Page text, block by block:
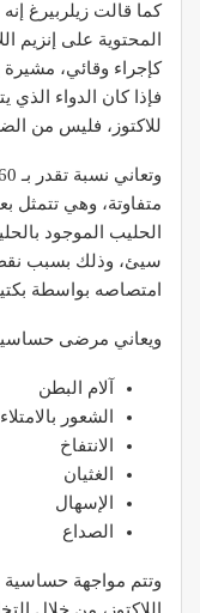
كما قالت زيلربيرغ
المحتوية على
كإجراء وقائي،
فإذا كان الدواء الذي
للاكتوز، فليس من
متفاوتة، وهي
الحليب الموجود
سيئ، وذلك بسبب نقص
امتصاصه بواسطة
ويعاني مرضى حساسية
آلام البطن
الشعور بالامتلاء
الانتفاخ
الغثيان
الإسهال
الصداع
وتتم مواجهة حساسية